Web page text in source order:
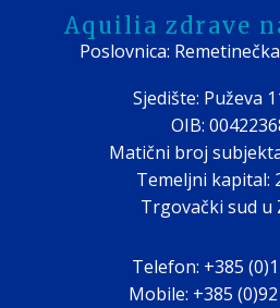
Aquilia zdrave
Poslovnica:
Sjedište: Puževa
OIB:
Matični broj
Temeljni kapital:
Trgovački sud u
Telefon: +385
Mobile: +385